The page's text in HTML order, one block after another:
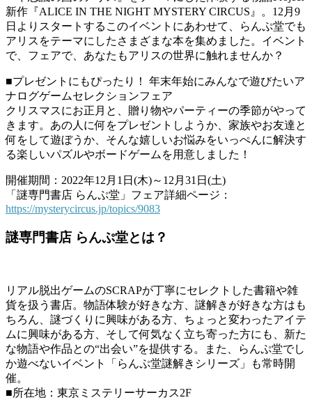
新作『ALICE IN THE NIGHT MYSTERY CIRCUS』。12月9
日よりスタートするこのイベントにあわせて、らんぷ堂でも
アリスをテーマにしたさまざまな本を集めました。イベント
で、フェアで、あなたもアリスの世界に触れませんか？
■プレゼントにもぴったり！ 年末年始にみんなで遊びたいア
ナログゲームセレクションフェア
クリスマスにお正月と、贈り物やパーティーの季節がやって
きます。あの人に何をプレゼントしようか、家族やお友達と
何をして遊ぼうか、そんな嬉しいお悩みをいっぺんに解決す
る楽しいパズルやボードゲームを用意しました！
開催期間：2022年12月1日(木)～12月31日(土)
「謎専門書店 らんぷ堂」フェア詳細ページ：
https://mysterycircus.jp/topics/9083
謎専門書店 らんぷ堂とは？
リアル脱出ゲームのSCRAPが丁寧にセレクトした書籍や雑
貨を扱う書店。物語体験が好きな方、謎解きが好きな方はも
ちろん、謎づくりに興味がある方、ちょっと変わったアイテ
ムに興味がある方、そして何気なく立ち寄った方にも、新た
な物語や作品との“出会い”を提供する。また、らんぷ堂でし
か遊べないイベント「らんぷ堂謎解きシリーズ」も常時開
催。
■所在地：東京ミステリーサーカス2F